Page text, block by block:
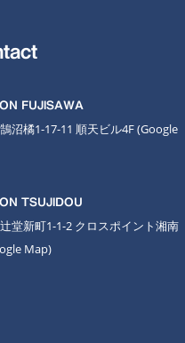
FUJISAWA
沼橘1-17-11 順天ビル4F(Google
TSUJIDOU
堂新町1-1-2 クロスポイント湘南
Map)